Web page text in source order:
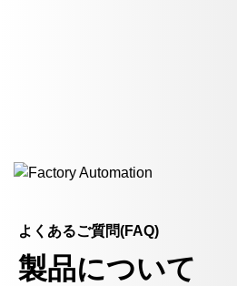
よくあるご質問(FAQ)
製品について